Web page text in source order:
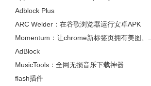
Adblock Plus
ARC Welder：在谷歌浏览器运行安卓APK
Momentum：让chrome新标签页拥有美图、...
AdBlock
​MusicTools：全网无损音乐下载神器
flash插件